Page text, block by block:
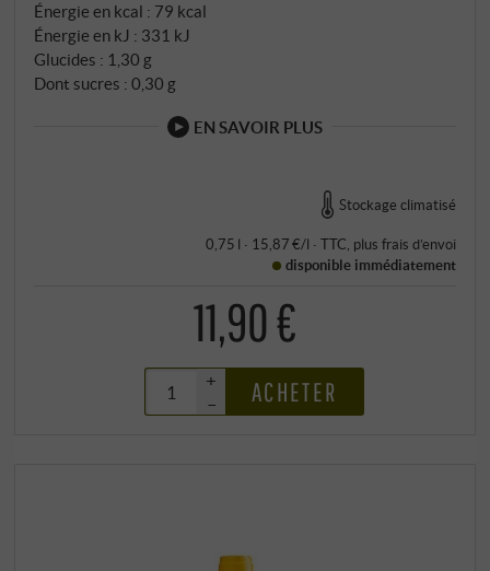
Énergie en kcal : 79 kcal
Énergie en kJ : 331 kJ
Glucides : 1,30 g
Dont sucres : 0,30 g
EN SAVOIR PLUS
Stockage climatisé
0,75 l · 15,87 €/l · TTC , plus frais d’envoi
disponible immédiatement
11,90 €
+
–
ACHETER